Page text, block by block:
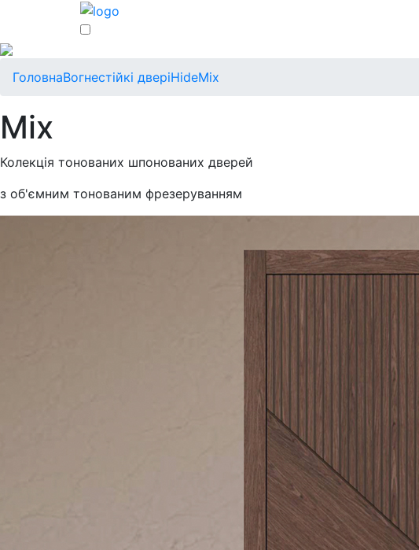
ГоловнаВогнестійкі дверіHideMix
Mix
Колекція тонованих шпонованих дверей
з об'ємним тонованим фрезеруванням